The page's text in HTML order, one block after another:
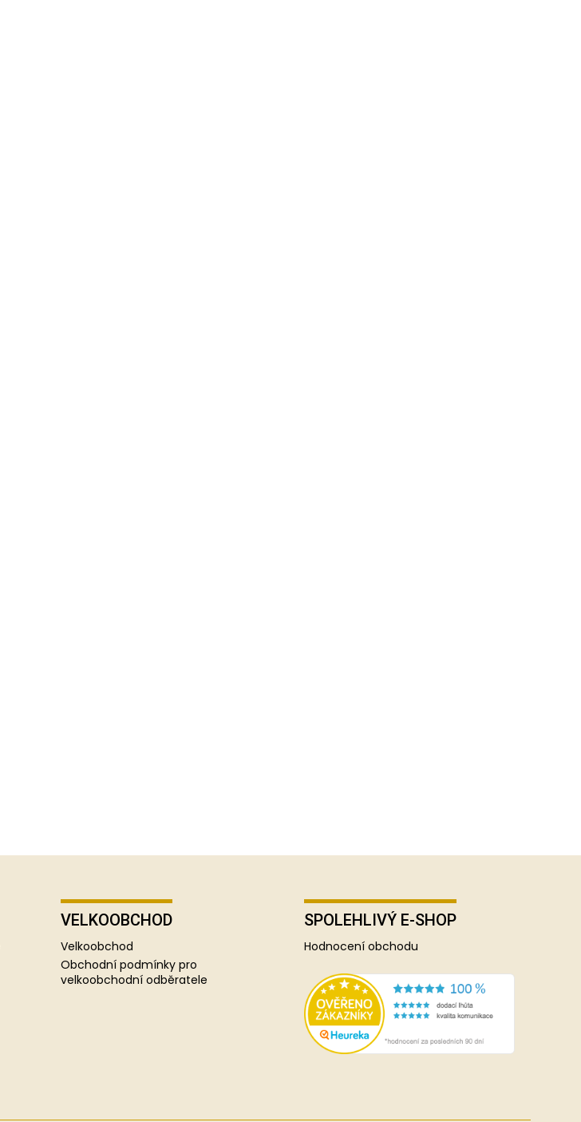
VELKOOBCHOD
Velkoobchod
Obchodní podmínky pro
velkoobchodní odběratele
SPOLEHLIVÝ E-SHOP
Hodnocení obchodu